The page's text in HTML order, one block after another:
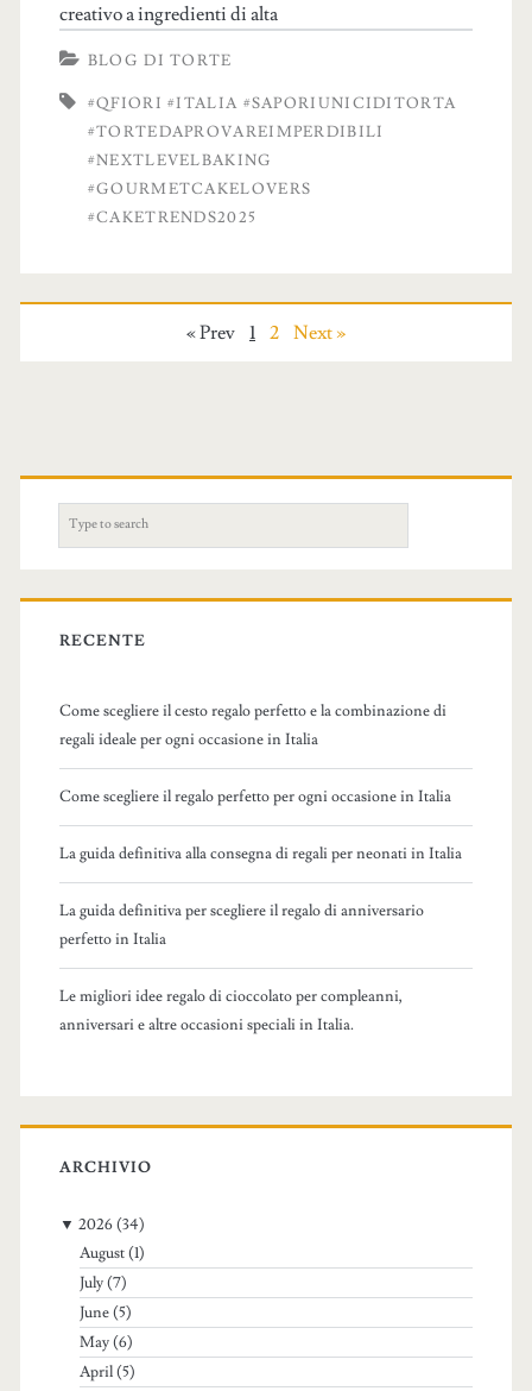
creativo a ingredienti di alta
BLOG DI TORTE
#QFIORI #ITALIA #SAPORIUNICIDITORTA
#TORTEDAPROVAREIMPERDIBILI
#NEXTLEVELBAKING
#GOURMETCAKELOVERS
#CAKETRENDS2025
« Prev 1 2 Next »
e
r
c
o
r
:
RECENTE
Come scegliere il cesto regalo perfetto e la combinazione di
regali ideale per ogni occasione in Italia
Come scegliere il regalo perfetto per ogni occasione in Italia
La guida definitiva alla consegna di regali per neonati in Italia
La guida definitiva per scegliere il regalo di anniversario
perfetto in Italia
Le migliori idee regalo di cioccolato per compleanni,
anniversari e altre occasioni speciali in Italia.
ARCHIVIO
▼ 2026 (34)
August (1)
July (7)
June (5)
May (6)
April (5)